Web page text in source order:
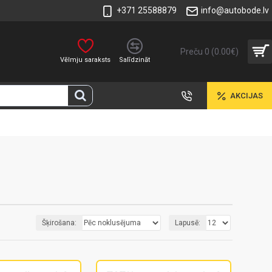
+371 25588879 info@autobode.lv
Vēlmju saraksts Salīdzināt
Preču 0 (0.00€)
AKCIJAS
Šķirošana: Lapusē: